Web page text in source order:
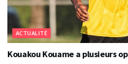
ACTUALITÉ
Kouakou Kouame a plusieurs